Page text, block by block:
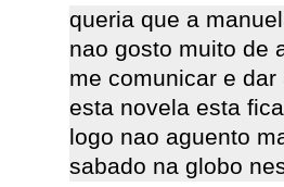
queria que a
nao gosto muito de
me comunicar e
esta novela esta
logo nao aguento
sabado na globo